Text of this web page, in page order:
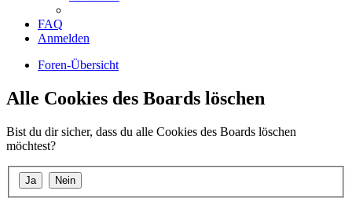
FAQ
Anmelden
Foren-Übersicht
Alle Cookies des Boards löschen
Bist du dir sicher, dass du alle Cookies des Boards löschen
möchtest?